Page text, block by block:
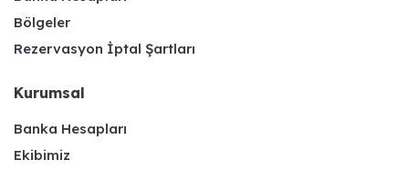
Bölgeler
Rezervasyon İptal Şartları
Kurumsal
Banka Hesapları
Ekibimiz